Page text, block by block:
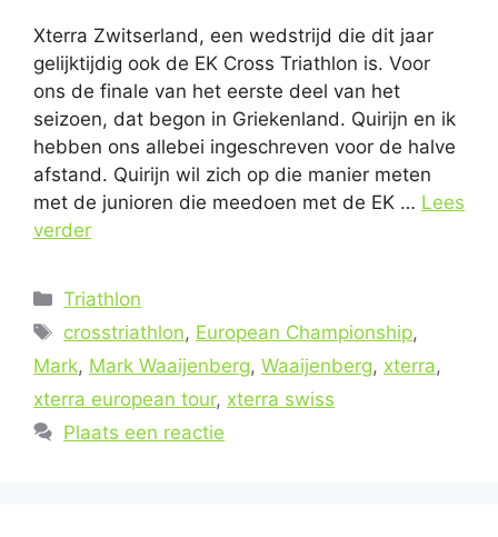
Xterra Zwitserland, een wedstrijd die dit jaar
gelijktijdig ook de EK Cross Triathlon is. Voor
ons de finale van het eerste deel van het
seizoen, dat begon in Griekenland. Quirijn en ik
hebben ons allebei ingeschreven voor de halve
afstand. Quirijn wil zich op die manier meten
met de junioren die meedoen met de EK … Lees
verder
Categorieën
Triathlon
Tags
crosstriathlon, European Championship,
Mark, Mark Waaijenberg, Waaijenberg, xterra,
xterra european tour, xterra swiss
Plaats een reactie